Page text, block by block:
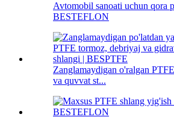
Avtomobil sanoati uchun qora
BESTEFLON
Zanglamaydigan o'ralgan
va quvvat st...